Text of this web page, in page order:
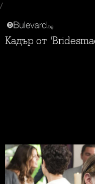
/
Кадър от